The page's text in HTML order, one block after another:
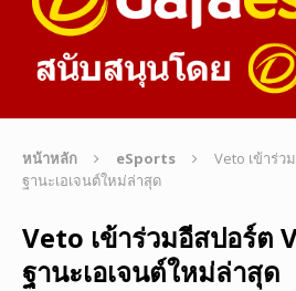
หน้าหลัก eSports
Veto เข้าร่ว
ฐานะเอเจนต์ใหม่ล่าสุด
Veto เข้าร่วมอีสปอร์ต
ฐานะเอเจนต์ใหม่ล่าสุด